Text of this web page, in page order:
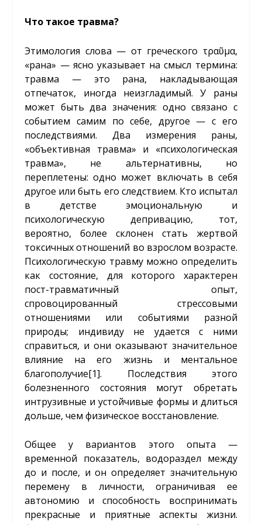
Что такое травма?
Этимология слова — от греческого τραῦμα,
«рана» — ясно указывает на смысл термина:
травма — это рана, накладывающая
отпечаток, иногда неизгладимый. У раны
может быть два значения: одно связано с
событием самим по себе, другое — с его
последствиями. Два измерения раны,
«объективная травма» и «психологическая
травма», не альтернативны, но
переплетены: одно может включать в себя
другое или быть его следствием. Кто испытал
в детстве эмоциональную и
психологическую депривацию, тот,
вероятно, более склонен стать жертвой
токсичных отношений во взрослом возрасте.
Психологическую травму можно определить
как состояние, для которого характерен
пост-травматичный опыт,
спровоцированный стрессовыми
отношениями или событиями разной
природы; индивиду не удается с ними
справиться, и они оказывают значительное
влияние на его жизнь и ментальное
благополучие[1]. Последствия этого
болезненного состояния могут обретать
интрузивные и устойчивые формы и длиться
дольше, чем физическое восстановление.
Общее у вариантов этого опыта —
временной показатель, водораздел между
до и после, и он определяет значительную
перемену в личности, ограничивая ее
автономию и способность воспринимать
прекрасные и приятные аспекты жизни.